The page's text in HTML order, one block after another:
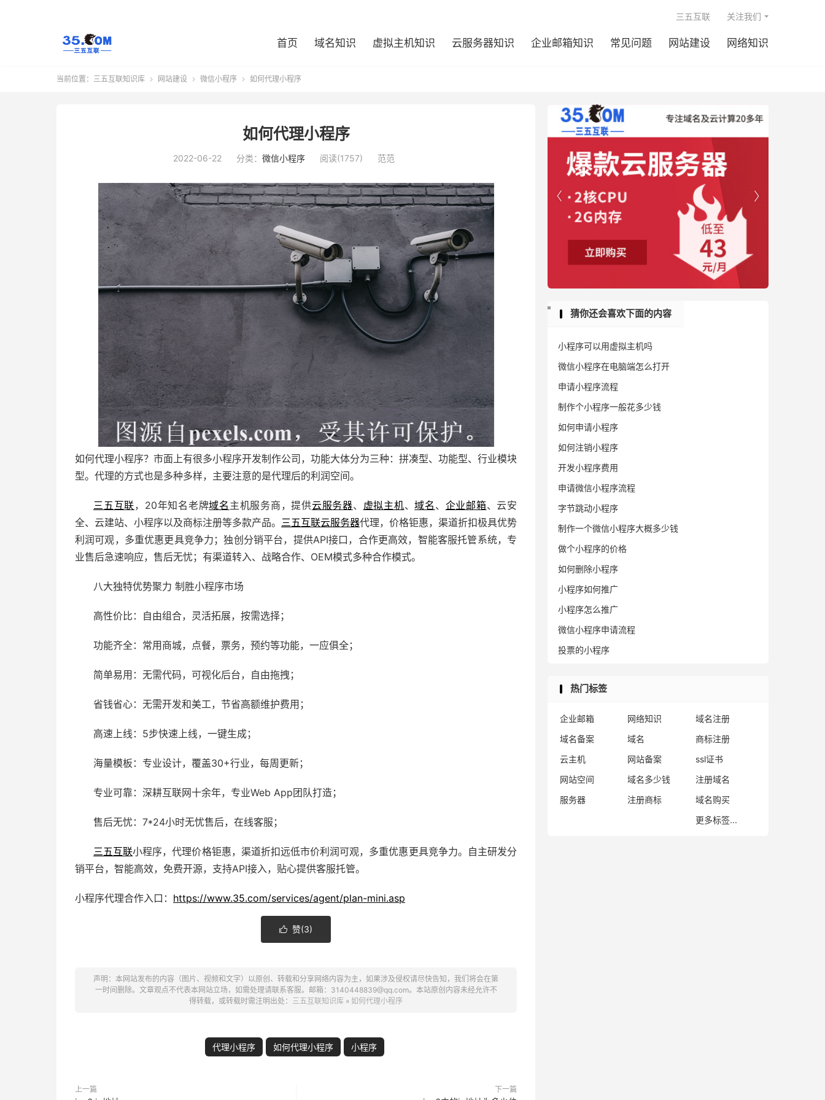
首页 域名知识 虚拟主机知识 云服务器知识 企业邮箱知识 常见问题 网站建设 网络知识
三五互联 关注我们
当前位置： 三五互联知识库  网站建设  微信小程序  如何代理小程序
如何代理小程序
2022-06-22 分类： 微信小程序 阅读(1757) 范范
如何代理小程序？市面上有很多小程序开发制作公司，功能大体分为三种：拼凑型、功能型、行业模块
型。代理的方式也是多种多样，主要注意的是代理后的利润空间。
三五互联，20年知名老牌域名 主机服务商，提供云服务器、 虚拟主机、域名 、 企业邮箱、 云安
全、 云建站、 小程序以及商标注册等多款产品。 三五互联云服务器代理，价格钜惠，渠道折扣极具优势
利润可观，多重优惠更具竞争力；独创分销平台，提供API接口，合作更高效，智能客服托管系统，专
业售后急速响应，售后无忧；有渠道转入、战略合作、OEM模式多种合作模式。
八大独特优势聚力 制胜小程序市场
高性价比：自由组合，灵活拓展，按需选择；
功能齐全：常用商城，点餐，票务，预约等功能，一应俱全；
简单易用：无需代码，可视化后台，自由拖拽；
省钱省心：无需开发和美工，节省高额维护费用；
高速上线：5步快速上线，一键生成；
海量模板：专业设计，覆盖30+行业，每周更新；
专业可靠：深耕互联网十余年，专业Web App团队打造；
售后无忧：7*24小时无忧售后，在线客服；
三五互联小程序，代理价格钜惠，渠道折扣远低市价利润可观，多重优惠更具竞争力。自主研发分
销平台，智能高效，免费开源，支持API接入，贴心提供客服托管。
小程序代理合作入口： https://www.35.com/services/agent/plan-mini.asp
 赞(3)
声明：本网站发布的内容（图片、视频和文字）以原创、转载和分享网络内容为主，如果涉及侵权请尽快告知，我们将会在第
一时间删除。文章观点不代表本网站立场，如需处理请联系客服。邮箱：3140448839@qq.com。本站原创内容未经允许不
得转载，或转载时需注明出处： 三五互联知识库 » 如何代理小程序
代理小程序 如何代理小程序 小程序
上一篇 下一篇


猜你还会喜欢下面的内容
小程序可以用虚拟主机吗
微信小程序在电脑端怎么打开
申请小程序流程
制作个小程序一般花多少钱
如何申请小程序
如何注销小程序
开发小程序费用
申请微信小程序流程
字节跳动小程序
制作一个微信小程序大概多少钱
做个小程序的价格
如何删除小程序
小程序如何推广
小程序怎么推广
微信小程序申请流程
投票的小程序
热门标签
企业邮箱 网络知识
域名注册
域名备案
域名
商标注册
云主机
网站备案
ssl证书
网站空间
域名多少钱
注册域名
服务器
注册商标
域名购买
更多标签...